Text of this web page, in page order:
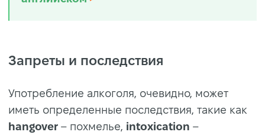
Запреты и последствия
Употребление алкоголя, очевидно, может
иметь определенные последствия, такие как
hangover – похмелье, intoxication –